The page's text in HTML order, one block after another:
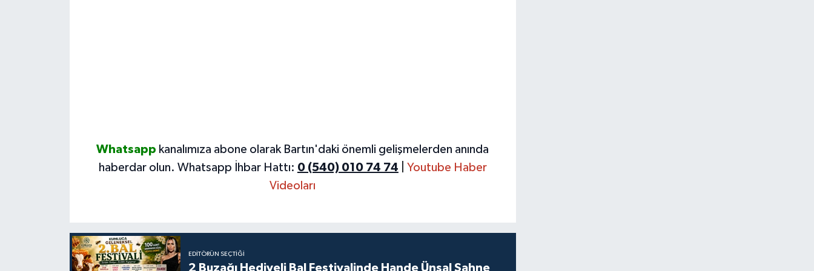
Whatsapp kanalımıza abone olarak Bartın'daki önemli gelişmelerden anında
haberdar olun. Whatsapp İhbar Hattı: 0 (540) 010 74 74
Youtube Haber
Videoları
EDITÖRÜN SEÇTIĞI
2 Buzağı Hediyeli Bal Festivalinde Hande Ünsal Sahne